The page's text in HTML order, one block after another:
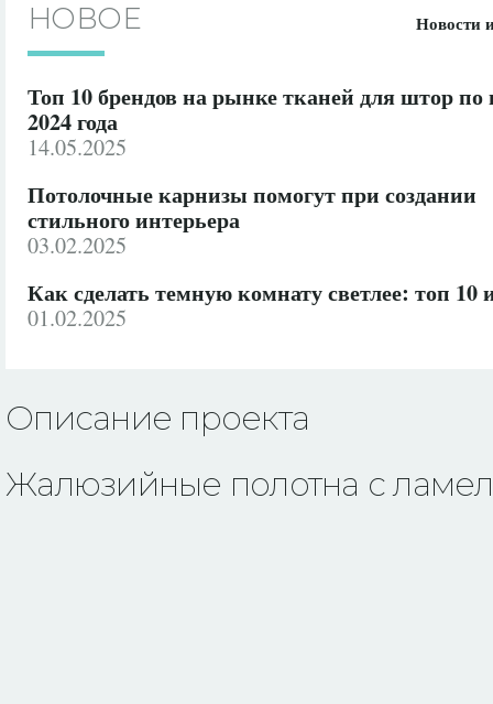
НОВОЕ
Топ 10 брендов на рынке тканей для штор по
2024 года
14.05.2025
Потолочные карнизы помогут при создании
стильного интерьера
03.02.2025
Как сделать темную комнату светлее: топ 10
01.02.2025
Новости
Описание проекта
Жалюзийные полотна с